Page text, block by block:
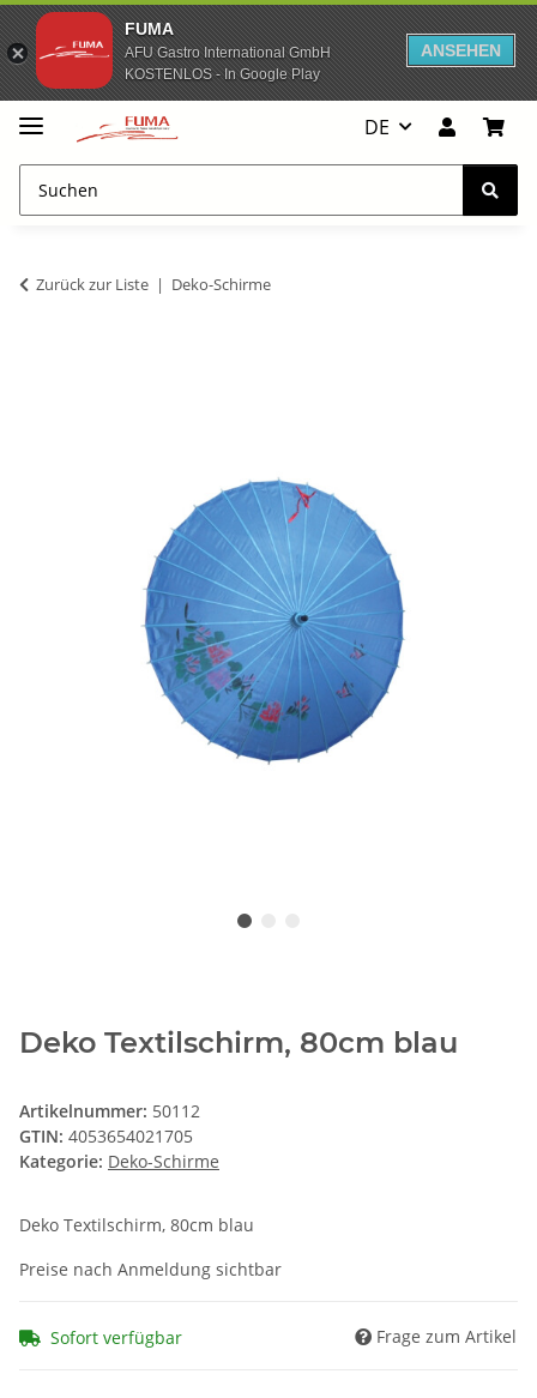
FUMA
AFU Gastro International GmbH
KOSTENLOS - In Google Play
ANSEHEN
DE
Zurück zur Liste Deko-Schirme
Deko Textilschirm, 80cm blau
Artikelnummer: 50112
GTIN: 4053654021705
Kategorie: Deko-Schirme
Deko Textilschirm, 80cm blau
Preise nach Anmeldung sichtbar
Sofort verfügbar Frage zum Artikel